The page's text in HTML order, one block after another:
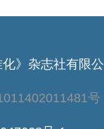
化》杂志社有限
号